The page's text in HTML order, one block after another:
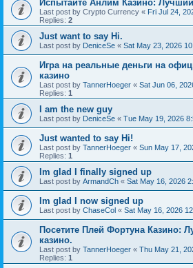
Испытайте Анлим Казино:
Last post by Crypto Currency « Fri Jul 24,
Replies: 2
Just want to say Hi.
Last post by DeniceSe « Sat May 23, 2026
Игра на реальные деньги на
казино
Last post by TannerHoeger « Sat Jun 06,
Replies: 1
I am the new guy
Last post by DeniceSe « Tue May 19, 2026
Just wanted to say Hi!
Last post by TannerHoeger « Sun May 17,
Replies: 1
Im glad I finally signed up
Last post by ArmandCh « Sat May 16, 2026
Im glad I now signed up
Last post by ChaseCol « Sat May 16, 2026
Посетите Плей Фортуна Казино:
казино.
Last post by TannerHoeger « Thu May 21,
Replies: 1